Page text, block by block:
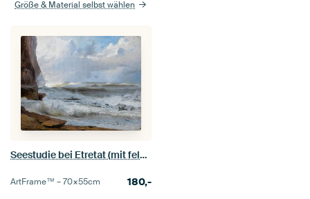
Größe & Material selbst wählen
Seestudie bei Etretat (mit felsigem Ufer zur Linken), Johann Wilhelm Schirmer
ArtFrame™ –70×55cm 180,-